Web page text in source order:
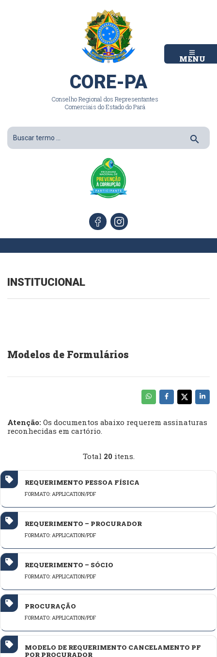
MENU
CORE-PA
Conselho Regional dos Representantes
Comerciais do Estado do Pará
search
INSTITUCIONAL
Modelos de Formulários
Atenção: Os documentos abaixo requerem assinaturas
reconhecidas em cartório.
Total 20itens.
REQUERIMENTO PESSOA FÍSICA
FORMATO: APPLICATION/PDF
REQUERIMENTO – PROCURADOR
FORMATO: APPLICATION/PDF
REQUERIMENTO – SÓCIO
FORMATO: APPLICATION/PDF
PROCURAÇÃO
FORMATO: APPLICATION/PDF
MODELO DE REQUERIMENTO CANCELAMENTO PF
POR PROCURADOR